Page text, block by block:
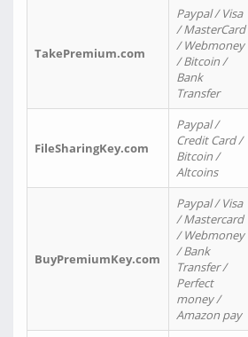
TakePremium.com
Paypal / Visa
/ MasterCard
/ Webmoney
/ Bitcoin /
Bank
Transfer
FileSharingKey.com
Paypal /
Credit Card /
Bitcoin /
Altcoins
BuyPremiumKey.com
Paypal / Visa
/ Mastercard
/ Webmoney
/ Bank
Transfer /
Perfect
money /
Amazon pay